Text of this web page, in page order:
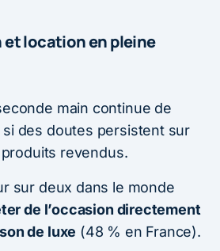
et location en pleine
main continue de
si des doutes persistent sur
revendus.
sur deux dans le monde
de l’occasion directement
de luxe (48 % en France).